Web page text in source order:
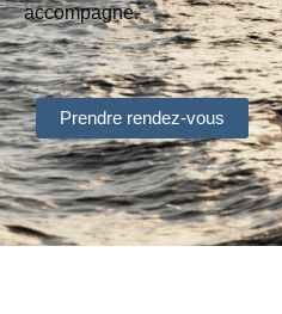
accompagne.
Prendre rendez-vous